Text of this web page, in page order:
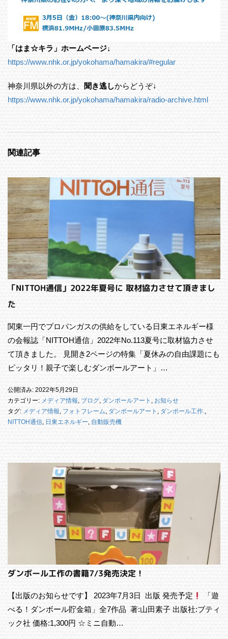
「はま☆キラ」ホームページ↓
https://www.nhk.or.jp/yokohama/hamakira/#regular
神奈川県以外の方は、 聞き逃しからどうぞ↓
https://www.nhk.or.jp/yokohama/hamakira/radio-archive.html
関連記事
「NITTOH通信」2022年夏号に 取材協力させて頂きまし
た
関東一円でプロパンガスの供給をしている日東エネルギー様
の会報誌「NITTOH通信」2022年No.113夏号に取材協力させ
て頂きました。 見開き2ページの特集「夏休みの自由課題にも
ピッタリ！親子で楽しむダンボールアート」…
公開済み: 2022年5月29日
カテゴリー: メディア情報, ブログ, ダンボールアート , お知らせ
タグ: メディア情報, フォトフレーム, ダンボールアート , ダンボール工作.,
NITTOH通信, 日東エネルギー, 自動販売機
ダンボール工作の書籍7/3発売決定！
【出版のお知らせです】 2023年7月3日 出版 発売予定
「遊
べる！ダンボール貯金箱」全7作品 著:山田素子 出版社:ブティ
ック社 価格:1,300円 ☆ミニ自動…